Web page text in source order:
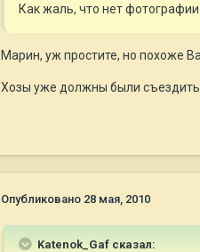
Как жаль, что нет
Марин, уж простите, но похоже
Хозы уже должны были съездить
Опубликовано 28 мая, 2010
Katenok_Gaf сказал: